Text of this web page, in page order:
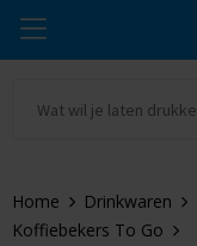
Drinkwaren
Alle promosnoepje
Zomer
Thule
Home Drinkwaren
Koffiebekers To Go